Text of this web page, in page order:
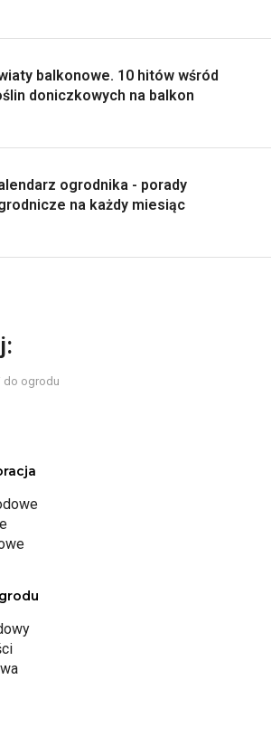
balkonowe. 10 hitów wśród
doniczkowych na balkon
ogrodnika - porady
na każdy miesiąc
do ogrodu